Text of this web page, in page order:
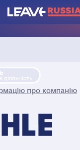
діяльність
про компанію